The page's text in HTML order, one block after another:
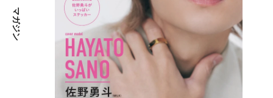
マガジン